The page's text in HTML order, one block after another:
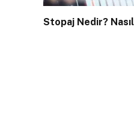
Stopaj Nedir?